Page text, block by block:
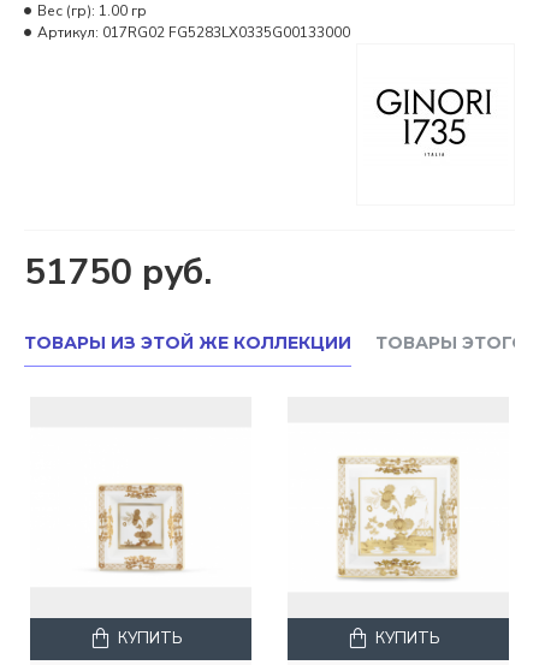
51750 руб.
Вес (гр): 1.00 гр
Артикул: 017RG02 FG5283LX0335G00133000
ТОВАРЫ ИЗ ЭТОЙ ЖЕ КОЛЛЕКЦИИ ТОВАРЫ ЭТОГО
КУПИТЬ КУПИТЬ